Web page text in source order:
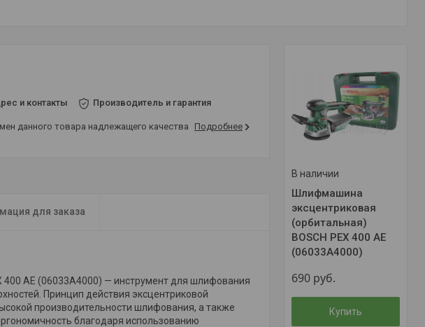
В наличии
Шлифмашина
эксцентриковая
(орбитальная)
BOSCH PEX 400 AE
(06033A4000)
690 руб.
Купить
и контакты Производитель и гарантия
данного товара надлежащего качества Подробнее
для заказа
400 AE (06033A4000) — инструмент для шлифования
Принцип действия эксцентриковой
производительности шлифования, а также
благодаря использованию